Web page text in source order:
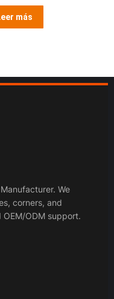
más
We
corners, and
ODM support.